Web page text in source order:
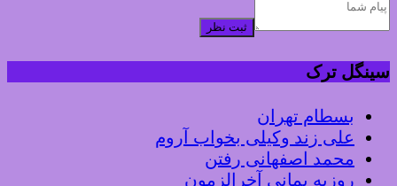
ثبت نظر
سینگل ترک
بسطام تهران
علی زند وکیلی بخواب آروم
محمد اصفهانی رفتن
روزبه بمانی آخرالزمون